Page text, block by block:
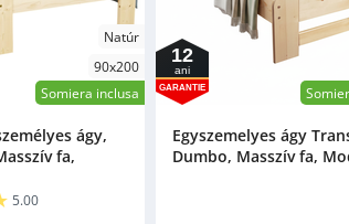
Natúr
90x200
Somiera inclusa
ágy,
fa,
5.00
12
ani
GARANTIE
Egyszemelyes ágy
Dumbo, Masszív fa,